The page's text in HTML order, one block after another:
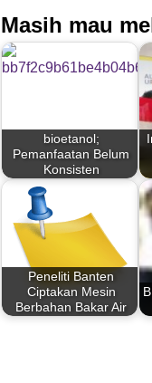
Masih mau
bioetanol;
Pemanfaatan Belum
Konsisten
Peneliti Banten
Ciptakan Mesin
Berbahan Bakar Air